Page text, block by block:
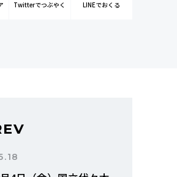
Twitterでつぶやく LINEでおくる